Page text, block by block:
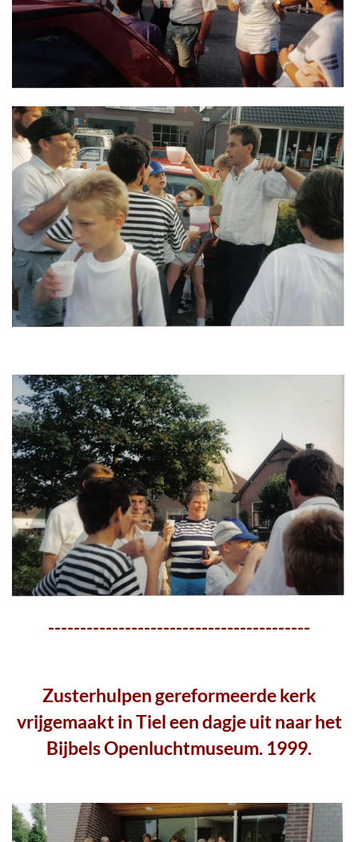
-----------------------------------------
Zusterhulpen gereformeerde kerk
vrijgemaakt in Tiel een dagje uit naar het
Bijbels Openluchtmuseum. 1999.